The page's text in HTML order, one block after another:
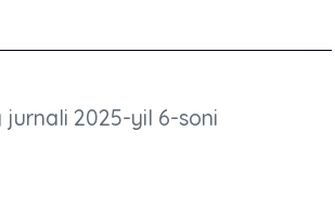
2025-yil 6-soni